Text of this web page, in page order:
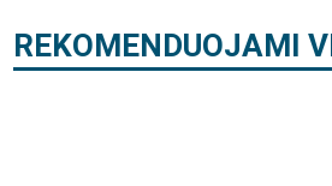
REKOMENDUOJAMI